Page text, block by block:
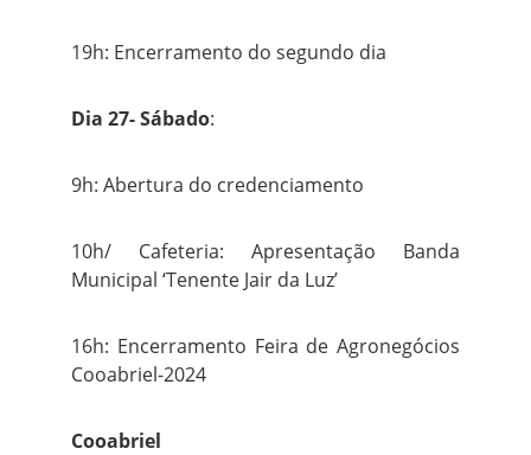
19h: Encerramento do segundo dia
Dia 27- Sábado:
9h: Abertura do credenciamento
10h/ Cafeteria: Apresentação Banda
Municipal ‘Tenente Jair da Luz’
16h: Encerramento Feira de Agronegócios
Cooabriel-2024
Cooabriel